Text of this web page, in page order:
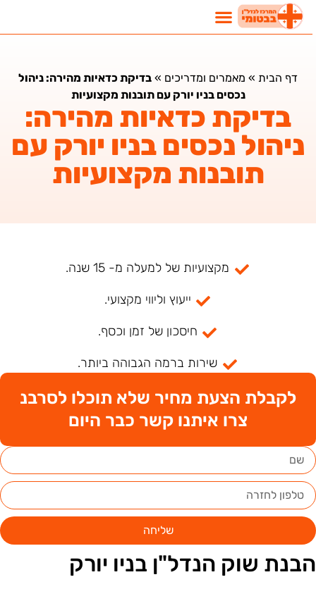
דף הבית»מאמרים ומדריכים»בדיקת כדאיות מהירה: ניהול
נכסים בניו יורק עם תובנות מקצועיות
בדיקת כדאיות מהירה:
ניהול נכסים בניו יורק עם
תובנות מקצועיות
מקצועיות של למעלה מ- 15 שנה.
ייעוץ וליווי מקצועי.
חיסכון של זמן וכסף.
שירות ברמה הגבוהה ביותר.
לקבלת הצעת מחיר שלא תוכלו לסרבנ
צרו איתנו קשר כבר היום
שליחה
שוק הנדל"ן בניו יורק